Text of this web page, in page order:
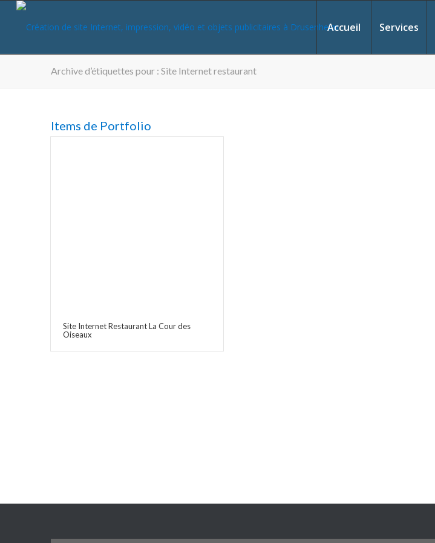
Accueil Services
Archive d’étiquettes pour : Site Internet restaurant
Items de Portfolio
Site Internet Restaurant La Cour des
Oiseaux